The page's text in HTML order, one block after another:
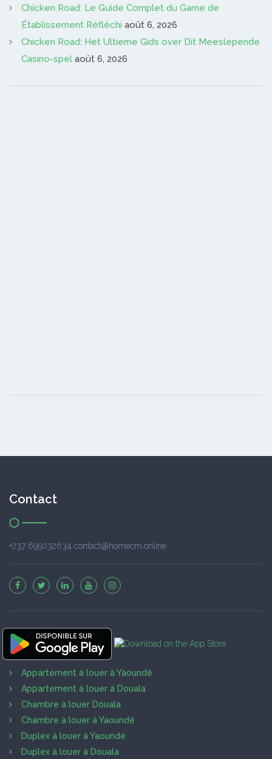
Chicken Road: Le Guide Complet du Game de
Établissement Réfléchi août 6, 2026
Chicken Road: Het Ultieme Gids over Dit Meeslepende
Casino-spel août 6, 2026
Contact
+237 695032634 contact@homecm.online
Appartement à louer à Yaoundé
Appartement à louer à Douala
Chambre à louer Douala
Chambre à louer à Yaoundé
Duplex à louer à Yaoundé
Duplex à louer à Douala